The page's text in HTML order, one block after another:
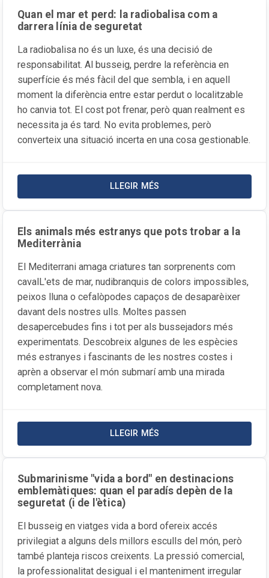
Quan el mar et perd: la radiobalisa com a
darrera línia de seguretat
La radiobalisa no és un luxe, és una decisió de
responsabilitat. Al busseig, perdre la referència en
superfície és més fàcil del que sembla, i en aquell
moment la diferència entre estar perdut o localitzable
ho canvia tot. El cost pot frenar, però quan realment es
necessita ja és tard. No evita problemes, però
converteix una situació incerta en una cosa gestionable.
LLEGIR MÉSSOBRE LA NOTÍCIA QUAN EL
Els animals més estranys que pots trobar a la
Mediterrània
El Mediterrani amaga criatures tan sorprenents com
cavalL'ets de mar, nudibranquis de colors impossibles,
peixos lluna o cefalòpodes capaços de desaparèixer
davant dels nostres ulls. Moltes passen
desapercebudes fins i tot per als bussejadors més
experimentats. Descobreix algunes de les espècies
més estranyes i fascinants de les nostres costes i
aprèn a observar el món submarí amb una mirada
completament nova.
LLEGIR MÉSSOBRE LA NOTÍCIA ELS
Submarinisme "vida a bord" en destinacions
emblemàtiques: quan el paradís depèn de la
seguretat (i de l'ètica)
El busseig en viatges vida a bord ofereix accés
privilegiat a alguns dels millors esculls del món, però
també planteja riscos creixents. La pressió comercial,
la professionalitat desigual i el manteniment irregular